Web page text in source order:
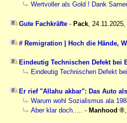
Wertvoller als Gold ! Dank
Gute Fachkräfte - Pack
# Remigration | Hoch die Hände,
Eindeutig Technischen Defekt bei
Eindeutig Technischen Defekt
Er rief "Allahu akbar": Das Auto
Warum wohl Sozialismus ala
Aber klar doch..... - Manhood ,